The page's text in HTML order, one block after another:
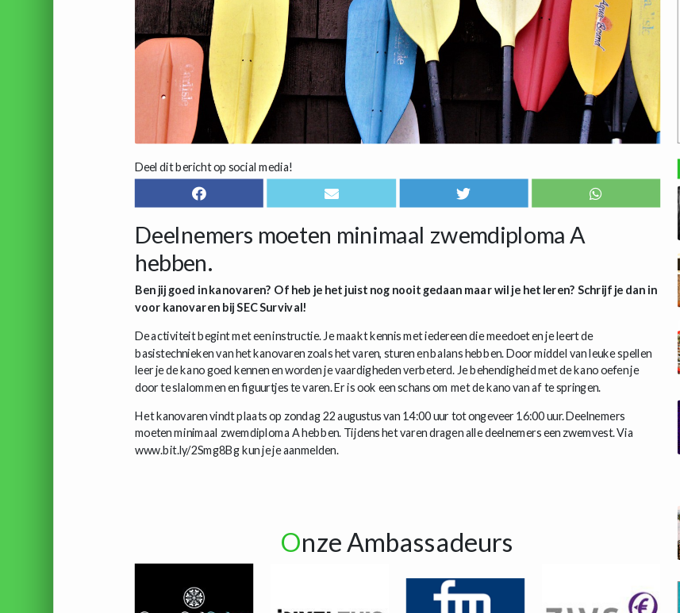
Deel dit bericht op social media!
Deelnemers moeten minimaal zwemdiploma A
hebben.
Ben jij goed in kanovaren? Of heb je het juist nog nooit gedaan maar wil je het leren? Schrijf je dan in
voor kanovaren bij SEC Survival!
De activiteit begint met een instructie. Je maakt kennis met iedereen die meedoet en je leert de
basistechnieken van het kanovaren zoals het varen, sturen en balans hebben. Door middel van leuke spellen
leer je de kano goed kennen en worden je vaardigheden verbeterd. Je behendigheid met de kano oefen je
door te slalommen en figuurtjes te varen. Er is ook een schans om met de kano van af te springen.
Het kanovaren vindt plaats op zondag 22 augustus van 14:00 uur tot ongeveer 16:00 uur. Deelnemers
moeten minimaal zwemdiploma A hebben. Tijdens het varen dragen alle deelnemers een zwemvest. Via
www.bit.ly/2Smg8Bg kun je je aanmelden.
Onze Ambassadeurs